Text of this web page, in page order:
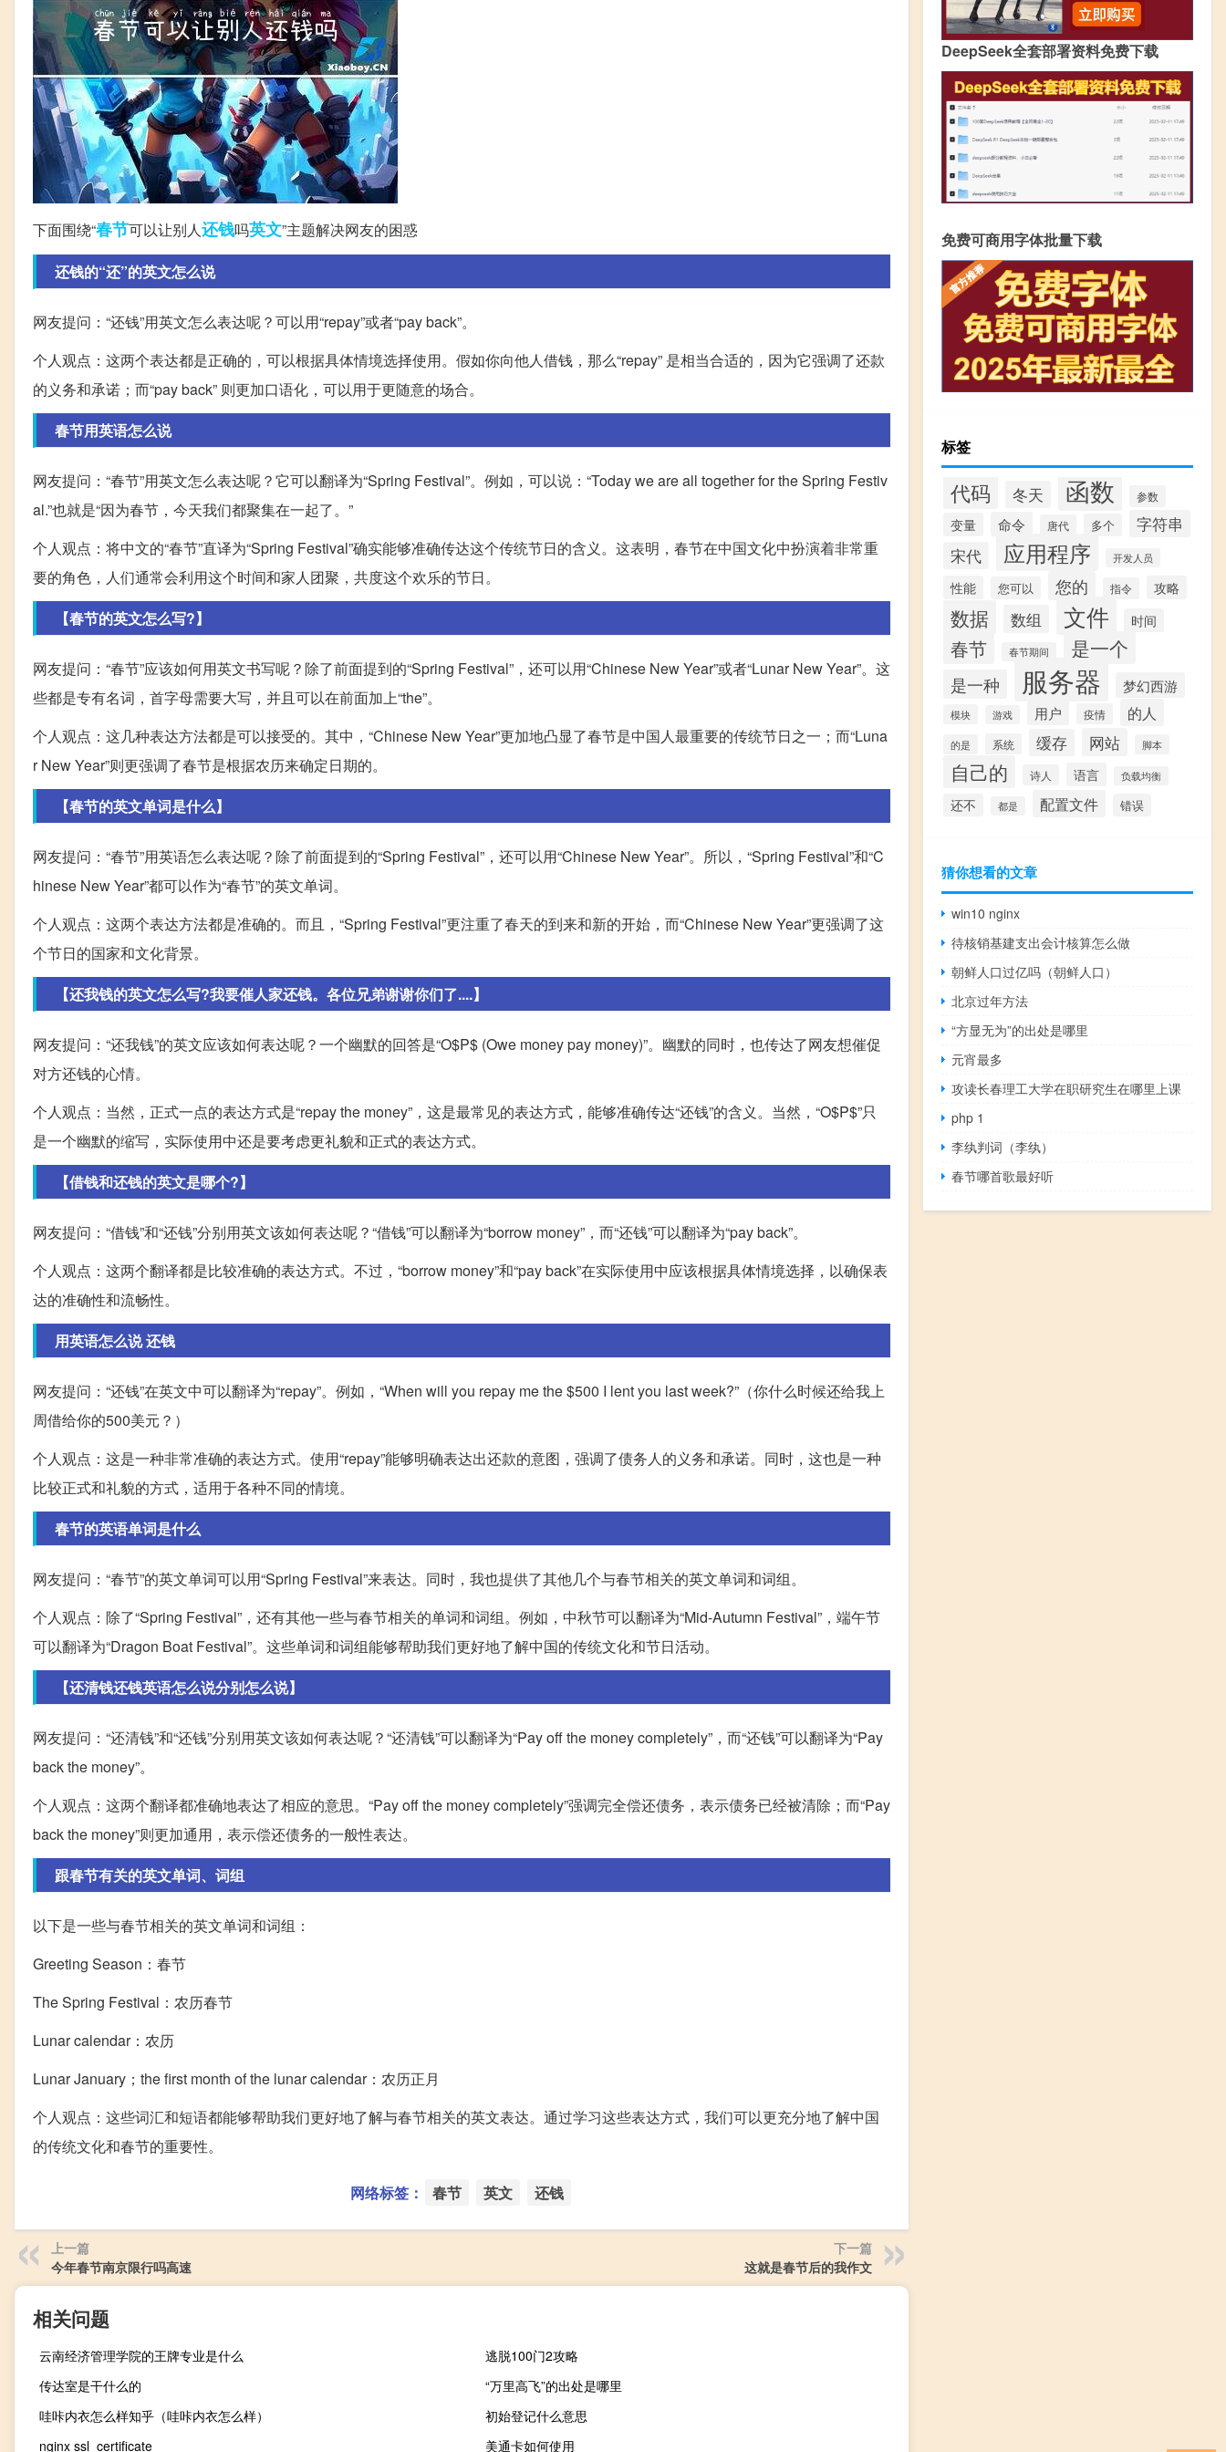
下面围绕“春节可以让别人还钱吗英文”主题解决网友的困惑
还钱的“还”的英文怎么说
网友提问：“还钱”用英文怎么表达呢？可以用“repay”或者“pay back”。
个人观点：这两个表达都是正确的，可以根据具体情境选择使用。假如你向他人借钱，那么“repay” 是相当合适的，因为它强调了还款
的义务和承诺；而“pay back” 则更加口语化，可以用于更随意的场合。
春节用英语怎么说
网友提问：“春节”用英文怎么表达呢？它可以翻译为“Spring Festival”。例如，可以说：“Today we are all together for the Spring Festiv
al.”也就是“因为春节，今天我们都聚集在一起了。”
个人观点：将中文的“春节”直译为“Spring Festival”确实能够准确传达这个传统节日的含义。这表明，春节在中国文化中扮演着非常重
要的角色，人们通常会利用这个时间和家人团聚，共度这个欢乐的节日。
【春节的英文怎么写?】
网友提问：“春节”应该如何用英文书写呢？除了前面提到的“Spring Festival”，还可以用“Chinese New Year”或者“Lunar New Year”。这
些都是专有名词，首字母需要大写，并且可以在前面加上“the”。
个人观点：这几种表达方法都是可以接受的。其中，“Chinese New Year”更加地凸显了春节是中国人最重要的传统节日之一；而“Luna
r New Year”则更强调了春节是根据农历来确定日期的。
【春节的英文单词是什么】
网友提问：“春节”用英语怎么表达呢？除了前面提到的“Spring Festival”，还可以用“Chinese New Year”。所以，“Spring Festival”和“C
hinese New Year”都可以作为“春节”的英文单词。
个人观点：这两个表达方法都是准确的。而且，“Spring Festival”更注重了春天的到来和新的开始，而“Chinese New Year”更强调了这
个节日的国家和文化背景。
【还我钱的英文怎么写?我要催人家还钱。各位兄弟谢谢你们了....】
网友提问：“还我钱”的英文应该如何表达呢？一个幽默的回答是“O$P$ (Owe money pay money)”。幽默的同时，也传达了网友想催促
对方还钱的心情。
个人观点：当然，正式一点的表达方式是“repay the money”，这是最常见的表达方式，能够准确传达“还钱”的含义。当然，“O$P$”只
是一个幽默的缩写，实际使用中还是要考虑更礼貌和正式的表达方式。
【借钱和还钱的英文是哪个?】
网友提问：“借钱”和“还钱”分别用英文该如何表达呢？“借钱”可以翻译为“borrow money”，而“还钱”可以翻译为“pay back”。
个人观点：这两个翻译都是比较准确的表达方式。不过，“borrow money”和“pay back”在实际使用中应该根据具体情境选择，以确保表
达的准确性和流畅性。
用英语怎么说 还钱
网友提问：“还钱”在英文中可以翻译为“repay”。例如，“When will you repay me the $500 I lent you last week?”（你什么时候还给我上
周借给你的500美元？）
个人观点：这是一种非常准确的表达方式。使用“repay”能够明确表达出还款的意图，强调了债务人的义务和承诺。同时，这也是一种
比较正式和礼貌的方式，适用于各种不同的情境。
春节的英语单词是什么
网友提问：“春节”的英文单词可以用“Spring Festival”来表达。同时，我也提供了其他几个与春节相关的英文单词和词组。
个人观点：除了“Spring Festival”，还有其他一些与春节相关的单词和词组。例如，中秋节可以翻译为“Mid-Autumn Festival”，端午节
可以翻译为“Dragon Boat Festival”。这些单词和词组能够帮助我们更好地了解中国的传统文化和节日活动。
【还清钱还钱英语怎么说分别怎么说】
网友提问：“还清钱”和“还钱”分别用英文该如何表达呢？“还清钱”可以翻译为“Pay off the money completely”，而“还钱”可以翻译为“Pay
back the money”。
个人观点：这两个翻译都准确地表达了相应的意思。“Pay off the money completely”强调完全偿还债务，表示债务已经被清除；而“Pay
back the money”则更加通用，表示偿还债务的一般性表达。
跟春节有关的英文单词、词组
以下是一些与春节相关的英文单词和词组：
Greeting Season：春节
The Spring Festival：农历春节
Lunar calendar：农历
Lunar January；the first month of the lunar calendar：农历正月
个人观点：这些词汇和短语都能够帮助我们更好地了解与春节相关的英文表达。通过学习这些表达方式，我们可以更充分地了解中国
的传统文化和春节的重要性。
网络标签： 春节 英文 还钱
上一篇
今年春节南京限行吗高速
下一篇
这就是春节后的我作文
相关问题
云南经济管理学院的王牌专业是什么
逃脱100门2攻略
传达室是干什么的
“万里高飞”的出处是哪里
哇咔内衣怎么样知乎（哇咔内衣怎么样）
初始登记什么意思
nginx ssl_certificate
美通卡如何使用
DeepSeek全套部署资料免费下载
免费可商用字体批量下载
标签
代码 冬天 函数 参数
变量 命令 唐代 多个
字符串
宋代
应用程序 开发人员
性能 您可以 您的 指令 攻略
数据 数组 文件 时间
春节 春节期间 是一个
是一种 服务器 梦幻西游
模块 游戏 用户 疫情 的人
的是 系统 缓存 网站 脚本
自己的 诗人 语言 负载均衡
还不 都是 配置文件 错误
猜你想看的文章
win10 nginx
待核销基建支出会计核算怎么做
朝鲜人口过亿吗（朝鲜人口）
北京过年方法
“方显无为”的出处是哪里
元宵最多
攻读长春理工大学在职研究生在哪里上课
php 1
李纨判词（李纨）
春节哪首歌最好听